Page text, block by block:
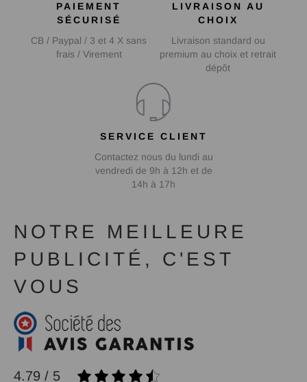
PAIEMENT
SÉCURISÉ
CB / Paypal / 3 et 4 X sans
frais / Virement
LIVRAISON AU
CHOIX
Livraison standard ou
premium au choix et retrait
dépôt
SERVICE CLIENT
Contactez nous du lundi au
vendredi de 9h à 12h et de
14h à 17h
NOTRE MEILLEURE
PUBLICITÉ, C'EST
VOUS
4.79 / 5